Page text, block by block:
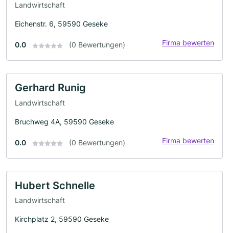
Landwirtschaft
Eichenstr. 6, 59590 Geseke
0.0 (0 Bewertungen) Firma bewerten
Gerhard Runig
Landwirtschaft
Bruchweg 4A, 59590 Geseke
0.0 (0 Bewertungen) Firma bewerten
Hubert Schnelle
Landwirtschaft
Kirchplatz 2, 59590 Geseke